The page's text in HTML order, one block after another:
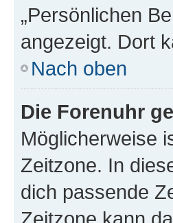
„Persönlichen
angezeigt. Dort
Nach oben
Die Forenuhr
Möglicherweise
Zeitzone. In
dich passende
Zeitzone kann